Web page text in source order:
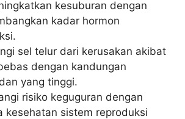
kesuburan dengan
kadar hormon
sel telur dari kerusakan akibat
dengan kandungan
yang tinggi.
risiko keguguran dengan
kesehatan sistem reproduksi